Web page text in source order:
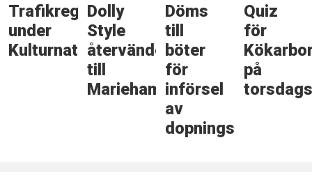
Trafikreglering
under
Kulturnatten
Dolly
Style
återvänder
till
Mariehamn
Döms
till
böter
för
införsel
av
dopningsmedel
Quiz
för
på